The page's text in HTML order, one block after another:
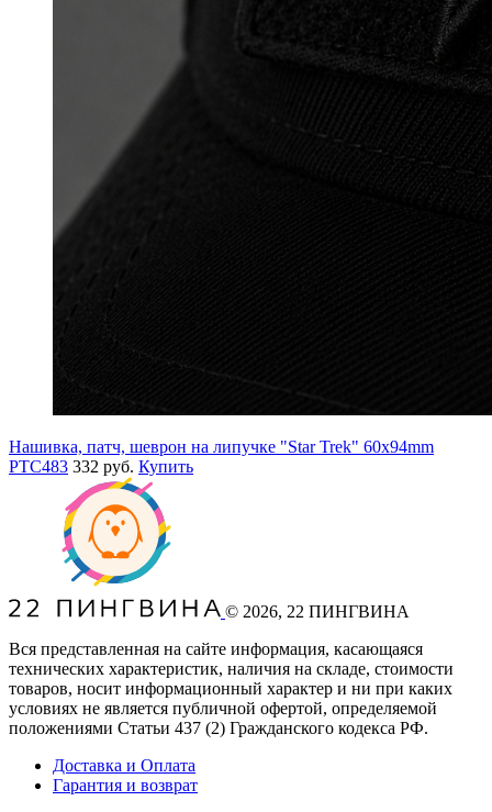
Нашивка, патч, шеврон на липучке "Star Trek" 60x94mm
PTC483 332 руб. Купить
© 2026, 22 ПИНГВИНА
Вся представленная на сайте информация, касающаяся
технических характеристик, наличия на складе, стоимости
товаров, носит информационный характер и ни при каких
условиях не является публичной офертой, определяемой
положениями Статьи 437 (2) Гражданского кодекса РФ.
Доставка и Оплата
Гарантия и возврат